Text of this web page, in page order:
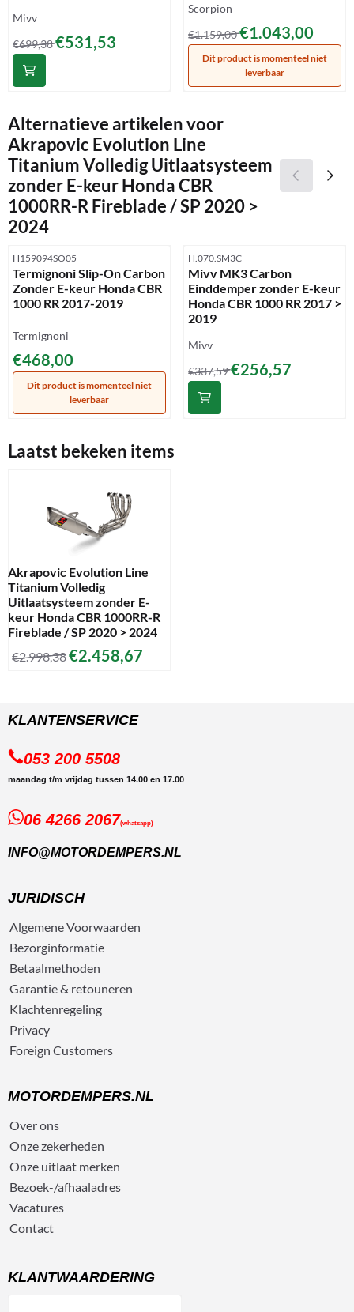
Merk:
Mivv
Van 699,38 voor 531,53
€699,38€531,53
Merk:
Scorpion
Van 1 159,00 voor 1 043,00
€1.159,00€1.043,00
Dit product is momenteel niet
leverbaar
Alternatieve artikelen voor
Akrapovic Evolution Line
Titanium Volledig Uitlaatsysteem
zonder E-keur Honda CBR
1000RR-R Fireblade / SP 2020 >
2024
Artikelnummer
H159094SO05
Termignoni Slip-On Carbon
Zonder E-keur Honda CBR
1000 RR 2017-2019
Merk:
Termignoni
Prijs: 468,00
€468,00
Dit product is momenteel niet
leverbaar
Artikelnummer
H.070.SM3C
Mivv MK3 Carbon
Einddemper zonder E-keur
Honda CBR 1000 RR 2017 >
2019
Merk:
Mivv
Van 337,59 voor 256,57
€337,59€256,57
Laatst bekeken items
Akrapovic Evolution Line
Titanium Volledig
Uitlaatsysteem zonder E-
keur Honda CBR 1000RR-R
Fireblade / SP 2020 > 2024
€2.998,38€2.458,67
KLANTENSERVICE
053 200 5508
maandag t/m vrijdag tussen 14.00 en 17.00
06 4266 2067(whatsapp)
INFO@MOTORDEMPERS.NL
JURIDISCH
AlgemeneVoorwaarden
Bezorginformatie
Betaalmethoden
Garantie & retouneren
Klachtenregeling
Privacy
Foreign Customers
MOTORDEMPERS.NL
Over ons
Onze zekerheden
Onze uitlaat merken
Bezoek-/afhaaladres
Vacatures
Contact
KLANTWAARDERING